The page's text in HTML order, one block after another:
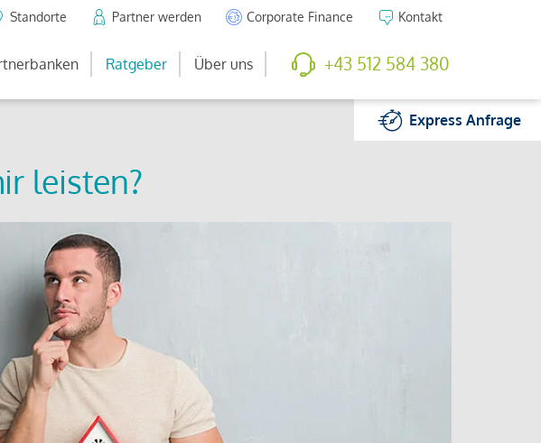
Standorte Partner werden Corporate Finance Kontakt
Ratgeber Über uns +43 512 584 380
ExpressAnfrage
leisten?